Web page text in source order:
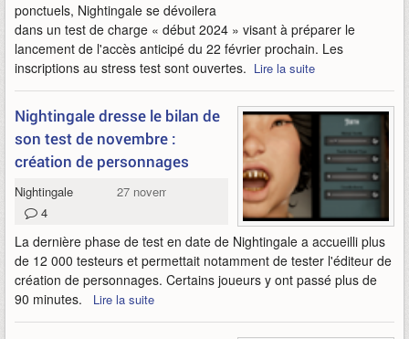
ponctuels, Nightingale se dévoilera
dans un test de charge « début 2024 » visant à préparer le
lancement de l'accès anticipé du 22 février prochain. Les
inscriptions au stress test sont ouvertes. Lire la suite
Nightingale dresse le bilan de
son test de novembre :
création de personnages
Nightingale
27 novembre 2023
4
La dernière phase de test en date de Nightingale a accueilli plus
de 12 000 testeurs et permettait notamment de tester l'éditeur de
création de personnages. Certains joueurs y ont passé plus de
90 minutes. Lire la suite